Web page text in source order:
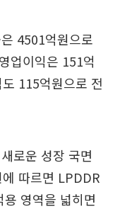
4501억원으로
업이익은 151억
115억원으로 전
로운 성장 국면
따르면 LPDDR
영역을 넓히면